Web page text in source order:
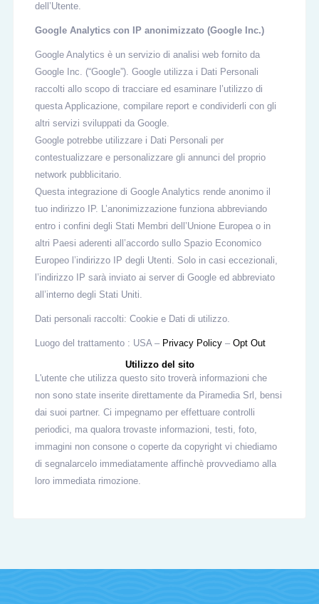
dell’Utente.
Google Analytics con IP anonimizzato (Google Inc.)
Google Analytics è un servizio di analisi web fornito da
Google Inc. (“Google”). Google utilizza i Dati Personali
raccolti allo scopo di tracciare ed esaminare l’utilizzo di
questa Applicazione, compilare report e condividerli con gli
altri servizi sviluppati da Google.
Google potrebbe utilizzare i Dati Personali per
contestualizzare e personalizzare gli annunci del proprio
network pubblicitario.
Questa integrazione di Google Analytics rende anonimo il
tuo indirizzo IP. L’anonimizzazione funziona abbreviando
entro i confini degli Stati Membri dell’Unione Europea o in
altri Paesi aderenti all’accordo sullo Spazio Economico
Europeo l’indirizzo IP degli Utenti. Solo in casi eccezionali,
l’indirizzo IP sarà inviato ai server di Google ed abbreviato
all’interno degli Stati Uniti.
Dati personali raccolti: Cookie e Dati di utilizzo.
Luogo del trattamento : USA – Privacy Policy– Opt Out
Utilizzo del sito
L'utente che utilizza questo sito troverà informazioni che
non sono state inserite direttamente da Piramedia Srl, bensi
dai suoi partner. Ci impegnamo per effettuare controlli
periodici, ma qualora trovaste informazioni, testi, foto,
immagini non consone o coperte da copyright vi chiediamo
di segnalarcelo immediatamente affinchè provvediamo alla
loro immediata rimozione.